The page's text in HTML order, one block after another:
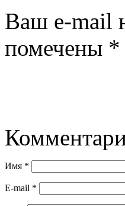
Ваш e-mail
помечены *
Имя *
E-mail *